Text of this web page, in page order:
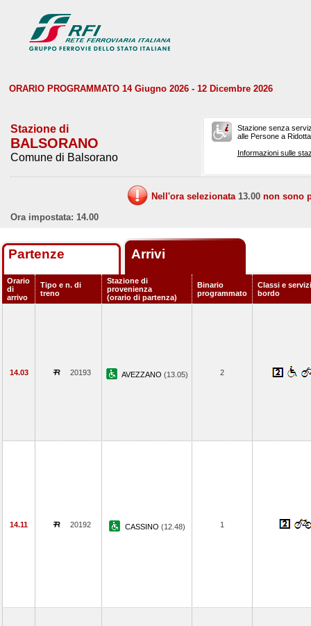
ORARIO PROGRAMMATO 14 Giugno 2026 - 12 Dicembre 2026
Stazione di
BALSORANO
Comune di Balsorano
Stazione senza
alle Persone a
Informazioni sulle
Nell'ora selezionata 13.00 non sono
Ora impostata: 14.00
Partenze Arrivi
Orario
di
arrivo
Tipo e n. di
treno
Stazione di
provenienza
(orario di partenza)
Binario
programmato
Classi e
bordo
14.03 20193 AVEZZANO (13.05) 2
14.11 20192 CASSINO (12.48) 1